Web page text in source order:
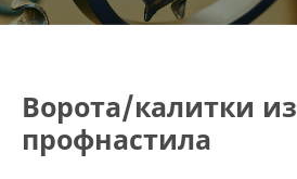
Ворота/калитки из
профнастила